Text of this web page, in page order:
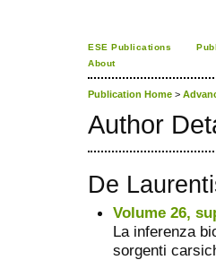
ESE Publications
About
Publication Home >
Author
De
Volume 26,
La inferenza
sorgenti